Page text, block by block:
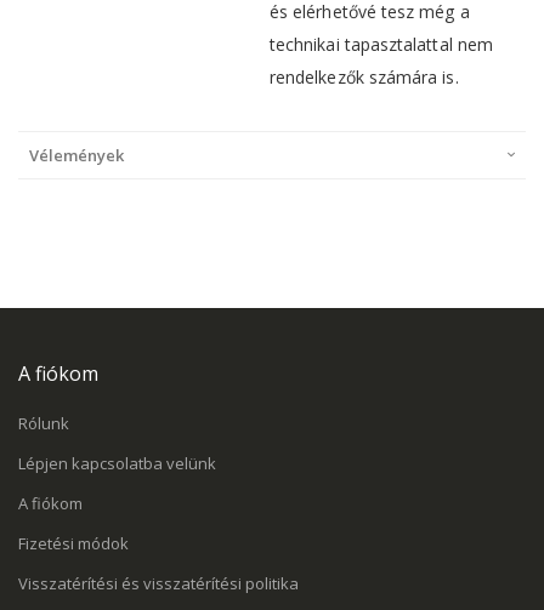
és elérhetővé tesz még a
technikai tapasztalattal nem
rendelkezők számára is.
Vélemények
A fiókom
Rólunk
Lépjen kapcsolatba velünk
A fiókom
Fizetési módok
Visszatérítési és visszatérítési politika